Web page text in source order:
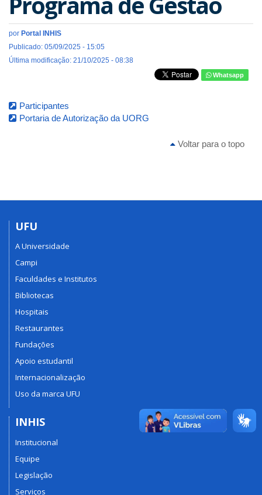
por Portal INHIS
Publicado: 05/09/2025 - 15:05
Última modificação: 21/10/2025 - 08:38
Whatsapp
Participantes
Portaria de Autorização da UORG
Voltar para o topo
UFU
A Universidade
Campi
Faculdades e Institutos
Bibliotecas
Hospitais
Restaurantes
Fundações
Apoio estudantil
Internacionalização
Uso da marca UFU
INHIS
Institucional
Equipe
Legislação
Serviços